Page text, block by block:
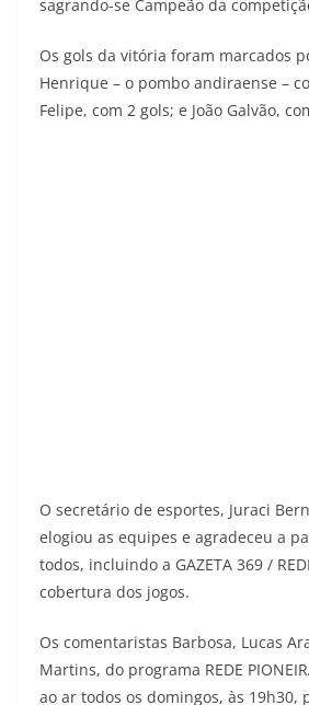
sagrando-se Campeão da
Os gols da vitória foram marcados
Henrique – o pombo andiraense –
Felipe, com 2 gols; e João Galvão,
O secretário de esportes, Juraci
elogiou as equipes e agradeceu a
todos, incluindo a GAZETA 369 /
cobertura dos jogos.
Os comentaristas Barbosa, Lucas
Martins, do programa REDE
ao ar todos os domingos, às 19h30,